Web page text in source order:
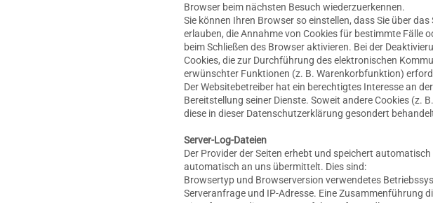
Browser beim nächsten Besuch wiederzuerkennen.
Sie können Ihren Browser so einstellen, dass Sie über
erlauben, die Annahme von Cookies für bestimmte Fälle
beim Schließen des Browser aktivieren. Bei der
Cookies, die zur Durchführung des elektronischen
erwünschter Funktionen (z. B. Warenkorbfunktion)
Der Websitebetreiber hat ein berechtigtes Interesse an
Bereitstellung seiner Dienste. Soweit andere Cookies (z.
diese in dieser Datenschutzerklärung gesondert
Server-Log-Dateien
Der Provider der Seiten erhebt und speichert
automatisch an uns übermittelt. Dies sind:
Browsertyp und Browserversion verwendetes
Serveranfrage und IP-Adresse. Eine Zusammenführung